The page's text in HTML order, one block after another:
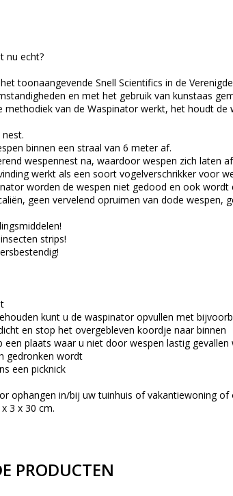
nu echt?
toonaangevende Snell Scientifics in de
en met het gebruik van kunstaas
methodiek van de Waspinator werkt, het houdt de
binnen een straal van 6 meter af.
wespennest na, waardoor wespen zich laten
werkt als een soort vogelverschrikker voor
worden de wespen niet gedood en ook
geen vervelend opruimen van dode wespen,
strips!
kunt u de waspinator opvullen met
en stop het overgebleven koordje naar binnen
een plaats waar u niet door wespen lastig gevallen
gedronken wordt
een picknick
ophangen in/bij uw tuinhuis of vakantiewoning of
3 x 30 cm.
PRODUCTEN